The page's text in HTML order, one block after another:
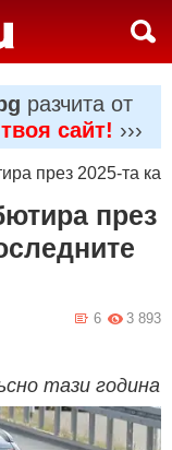
разчита от
сайт! ›››
през 2025-та
през
3 893
6
тази година